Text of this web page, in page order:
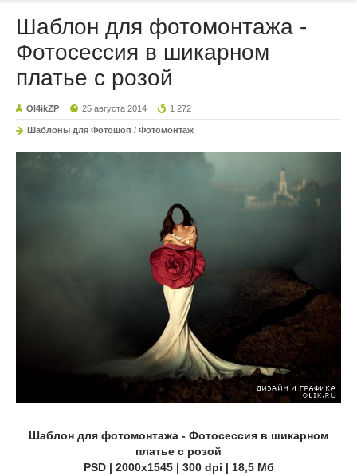
Шаблон для фотомонтажа -
Фотосессия в шикарном
платье с розой
Ol4ikZP 25 августа 2014 1 272
Шаблоны для Фотошоп / Фотомонтаж
Шаблон для фотомонтажа - Фотосессия в шикарном
платье с розой
PSD | 2000x1545 | 300 dpi | 18,5 Мб